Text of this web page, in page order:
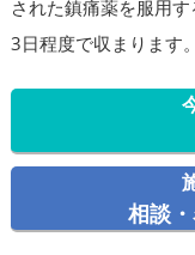
された鎮痛薬を服用
3日程度で収まります。
相談